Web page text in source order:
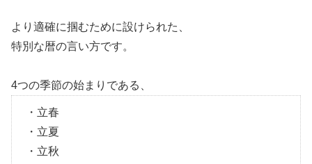
より適確に掴むために設けられた、
特別な暦の言い方です。
4つの季節の始まりである、
・立春
・立夏
・立秋